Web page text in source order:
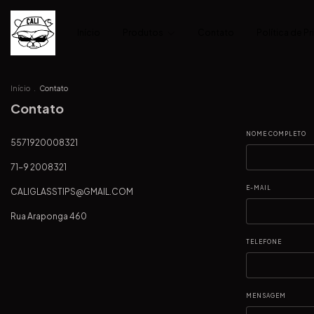
Início Contato
Contato
5571920008321
71-9 2008321
CALIGLASSTIPS@GMAIL.COM
Rua Araponga 460
NOME COMPLETO
E-MAIL
TELEFONE
MENSAGEM